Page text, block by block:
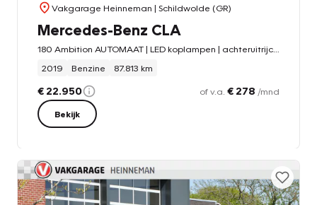
Vakgarage Heinneman | Schildwolde (GR)
Mercedes-Benz CLA
2019
Benzine 87.813 km
€ 22.950 of v.a. € 278 /mnd
Bekijk